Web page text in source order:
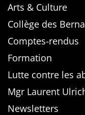
Arts & Culture
Collège des
Comptes-rendus
Formation
Lutte contre les
Mgr Laurent
Newsletters